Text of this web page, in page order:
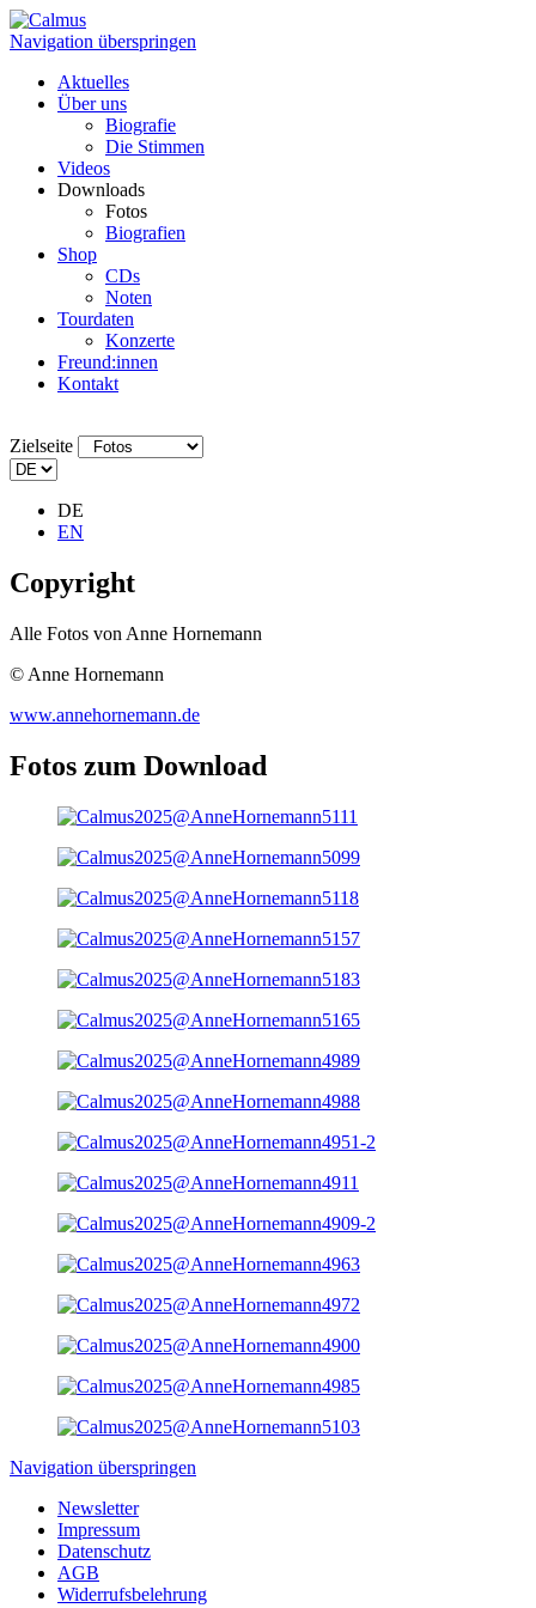
Navigation überspringen
Aktuelles
Über uns
Biografie
Die Stimmen
Videos
Downloads
Fotos
Biografien
Shop
CDs
Noten
Tourdaten
Konzerte
Freund:innen
Kontakt
Zielseite
DE
EN
Copyright
Alle Fotos von Anne Hornemann
© Anne Hornemann
www.annehornemann.de
Fotos zum Download
Navigation überspringen
Newsletter
Impressum
Datenschutz
AGB
Widerrufsbelehrung